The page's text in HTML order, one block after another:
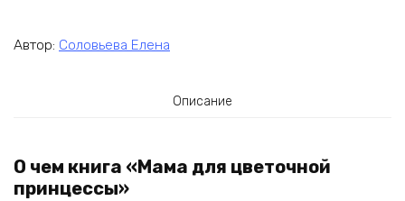
Автор: Соловьева Елена
Описание
О чем книга «Мама для цветочной
принцессы»